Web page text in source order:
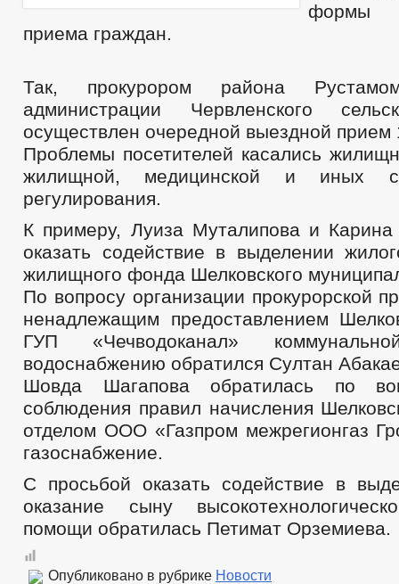
формы
приема граждан.
Так, прокурором района
администрации Червленского
осуществлен очередной выездной прием
Проблемы посетителей касались
жилищной, медицинской и иных
регулирования.
К примеру, Луиза Муталипова и
оказать содействие в выделении
жилищного фонда Шелковского
По вопросу организации прокурорской
ненадлежащим предоставлением
ГУП «Чечводоканал»
водоснабжению обратился Султан
Шовда Шагапова обратилась по
соблюдения правил начисления
отделом ООО «Газпром межрегионгаз
газоснабжение.
С просьбой оказать содействие в
оказание сыну
помощи обратилась Петимат Орземиева.
Опубликовано в рубрике Новости